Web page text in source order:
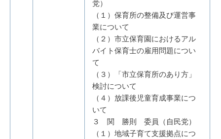
党）
（１）保育所の整備及び運営事
業について
（２）市立保育園におけるアル
バイト保育士の雇用問題につい
て
（３）「市立保育所のあり方」
検討について
（４）放課後児童育成事業につ
いて
３ 関 勝則 委員（自民党）
（１）地域子育て支援拠点につ